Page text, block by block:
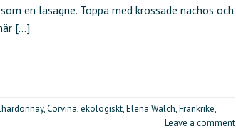
en lasagne. Toppa med krossade nachos och
[…]
,Corvina,ekologiskt,Elena Walch,Frankrike,
Leave a comment